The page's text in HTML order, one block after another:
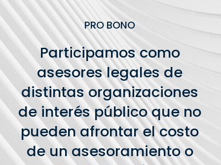
PRO BONO
Participamos como
asesores legales de
distintas organizaciones
de interés público que no
pueden afrontar el costo
de un asesoramiento o